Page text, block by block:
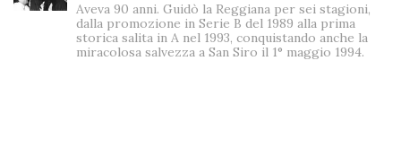
Aveva 90 anni. Guidò la Reggiana per sei stagioni,
dalla promozione in Serie B del 1989 alla prima
storica salita in A nel 1993, conquistando anche la
miracolosa salvezza a San Siro il 1° maggio 1994.